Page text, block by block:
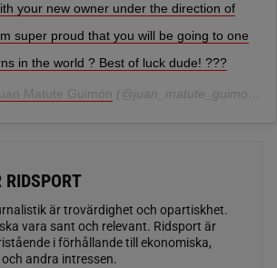
your new owner under the direction of
super proud that you will be going to one
in the world ? Best of luck dude! ???
Matute Guimón (@juan_matute_guimon)
är trovärdighet och opartiskhet.
vara sant och relevant. Ridsport är
i förhållande till ekonomiska,
andra intressen.